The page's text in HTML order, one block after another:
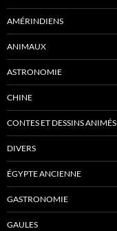
AMÉRINDIENS
ANIMAUX
ASTRONOMIE
CHINE
CONTES ET DESSINS ANIMÉS
DIVERS
ÉGYPTE ANCIENNE
GASTRONOMIE
GAULES